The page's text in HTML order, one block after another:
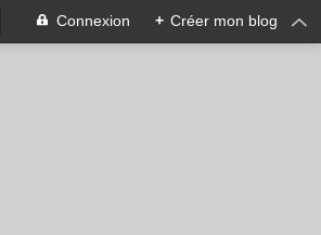
Connexion + Créer mon blog